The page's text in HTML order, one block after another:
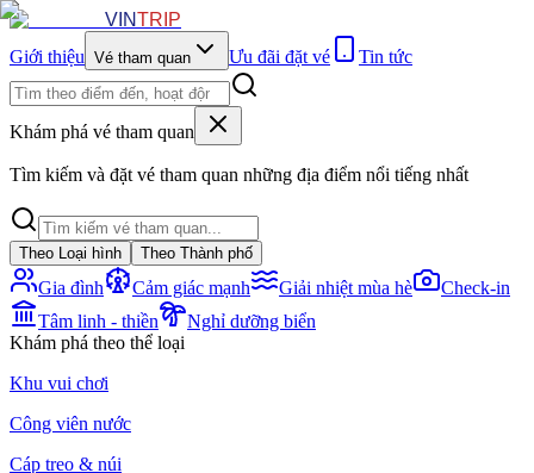
VINTRIP
Giới thiệu Vé tham quan Ưu đãi đặt vé Tin tức
Khám phá vé tham quan
Tìm kiếm và đặt vé tham quan những địa điểm nổi tiếng nhất
Theo Loại hình Theo Thành phố
Gia đình Cảm giác mạnh Giải nhiệt mùa hè
Check-in
Tâm linh - thiền
Nghỉ dưỡng biển
Khám phá theo thể loại
Khu vui chơi
Công viên nước
Cáp treo & núi